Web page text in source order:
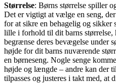
Hvornår er det bedst
Pris sammenligning:
Garanti og
Efter købet: Sørg for den
Vedligeholdelse og
levetid
Sikkerhed i praksis:
Kreativitet og
Fra prinsesseslotte til
Størrelse: Børns størrelse spiller
Det er vigtigt at vælge en seng,
for at sikre en behagelig og
lille i forhold til dit barns
begrænse deres bevægelse under
højde for dit barns nuværende
en børneseng. Nogle senge
højde og længde – andre kan der
tilpasses og justeres i takt med, at